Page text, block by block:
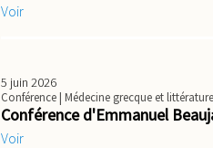
Voir
5 juin 2026
Conférence| Médecine grecque et
Conférence d'Emmanuel
Voir